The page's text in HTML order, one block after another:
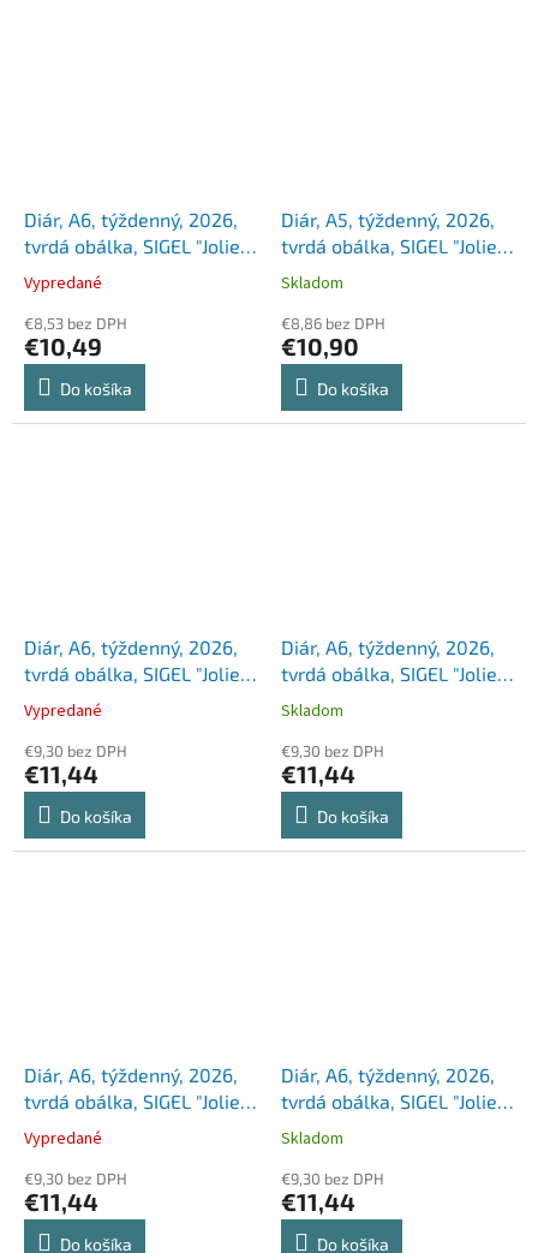
Diár, A6, týždenný, 2026,
tvrdá obálka, SIGEL "Jolie",
ružový
Vypredané
€8,53 bez DPH
€10,49
Do košíka
Diár, A5, týždenný, 2026,
tvrdá obálka, SIGEL "Jolie",
Green Floral Serenity
Skladom
€8,86 bez DPH
€10,90
Do košíka
Diár, A6, týždenný, 2026,
tvrdá obálka, SIGEL "Jolie",
Enchanted Nature
Vypredané
€9,30 bez DPH
€11,44
Do košíka
Diár, A6, týždenný, 2026,
tvrdá obálka, SIGEL "Jolie",
Butterfly Confetti Sky
Skladom
€9,30 bez DPH
€11,44
Do košíka
Diár, A6, týždenný, 2026,
tvrdá obálka, SIGEL "Jolie",
Cosmic Fantasy Blue
Vypredané
€9,30 bez DPH
€11,44
Do košíka
Diár, A6, týždenný, 2026,
tvrdá obálka, SIGEL "Jolie",
Grey love
Skladom
€9,30 bez DPH
€11,44
Do košíka